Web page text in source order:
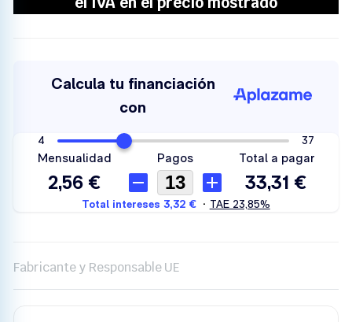
Fabricante y Responsable UE